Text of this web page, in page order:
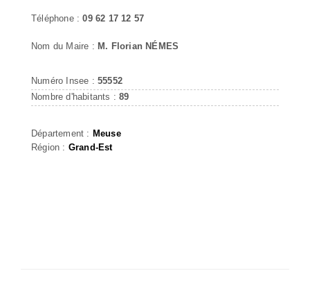
Téléphone :09 62 17 12 57
Nom du Maire : M. Florian NÉMES
Numéro Insee : 55552
Nombre d'habitants :89
Département : Meuse
Région : Grand-Est